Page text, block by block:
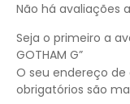
Não há avaliações
Seja o primeiro a
GOTHAM G”
O seu endereço
obrigatórios são